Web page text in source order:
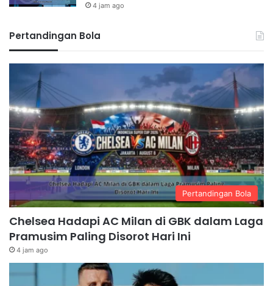
4 jam ago
Pertandingan Bola
Pertandingan Bola
Chelsea Hadapi AC Milan di GBK dalam Laga
Pramusim Paling Disorot Hari Ini
4 jam ago